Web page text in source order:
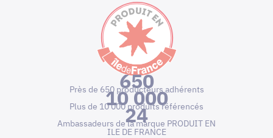
650
Près de 650 producteurs adhérents
10 000
Plus de 10 000 produits référencés
24
Ambassadeurs de la marque PRODUIT EN
ILE DE FRANCE